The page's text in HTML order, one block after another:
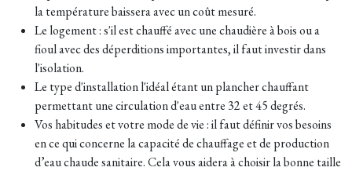
la température baissera avec un coût mesuré.
Le logement : s'il est chauffé avec une chaudière à bois ou a
fioul avec des déperditions importantes, il faut investir dans
l'isolation.
Le type d'installation l'idéal étant un plancher chauffant
permettant une circulation d'eau entre 32 et 45 degrés.
Vos habitudes et votre mode de vie : il fautdéfinir vos besoins
en ce qui concerne la capacité de chauffage et de production
d’eau chaude sanitaire. Cela vous aidera à choisir la bonne taille